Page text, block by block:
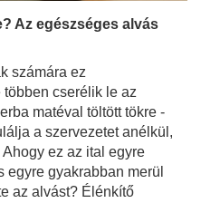
Az egészséges alvás
számára ez
cserélik le az
matéval töltött tökre -
a szervezetet anélkül,
ez az ital egyre
gyakrabban merül
az alvást? Élénkítő